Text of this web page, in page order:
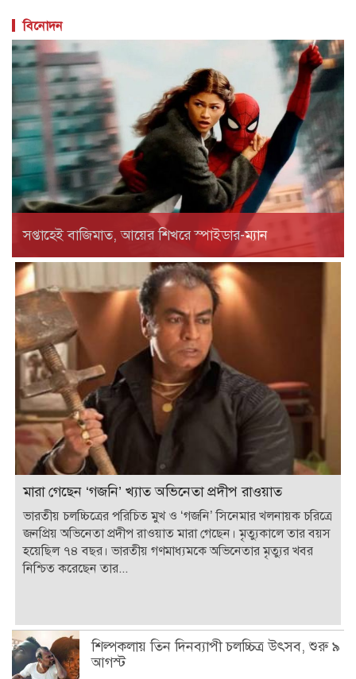
বিনোদন
সপ্তাহেই বাজিমাত, আয়ের শিখরে স্পাইডার-ম্যান
মারা গেছেন ‘গজনি’ খ্যাত অভিনেতা প্রদীপ রাওয়াত
ভারতীয় চলচ্চিত্রের পরিচিত মুখ ও ‘গজনি’ সিনেমার খলনায়ক চরিত্রে
জনপ্রিয় অভিনেতা প্রদীপ রাওয়াত মারা গেছেন। মৃত্যুকালে তার বয়স
হয়েছিল ৭৪ বছর। ভারতীয় গণমাধ্যমকে অভিনেতার মৃত্যুর খবর
নিশ্চিত করেছেন তার...
শিল্পকলায় তিন দিনব্যাপী চলচ্চিত্র উৎসব, শুরু ৯
আগস্ট